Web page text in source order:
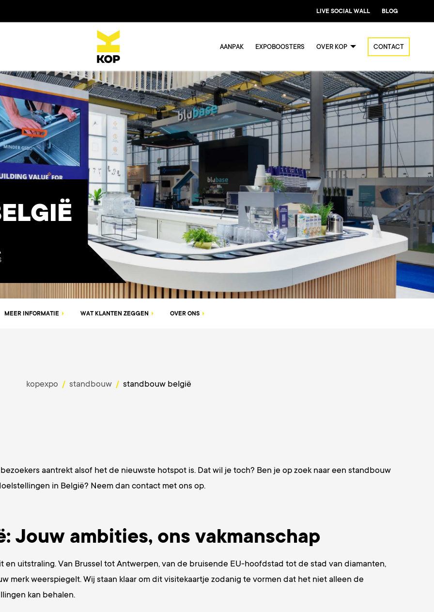
LIVE SOCIAL WALL BLOG
AANPAK EXPOBOOSTERS OVER KOP CONTACT
MEER INFORMATIE WAT KLANTEN ZEGGEN OVER ONS
kopexpo / standbouw / standbouw belgië
aantrekt alsof het de nieuwste hotspot is. Dat wil je toch? Ben je op zoek naar een standbouw
in België? Neem dan contact met ons op.
Jouw ambities, ons vakmanschap
en uitstraling. Van Brussel tot Antwerpen, van de bruisende EU-hoofdstad tot de stad van diamanten,
merk weerspiegelt. Wij staan klaar om dit visitekaartje zodanig te vormen dat het niet alleen de
kan behalen.